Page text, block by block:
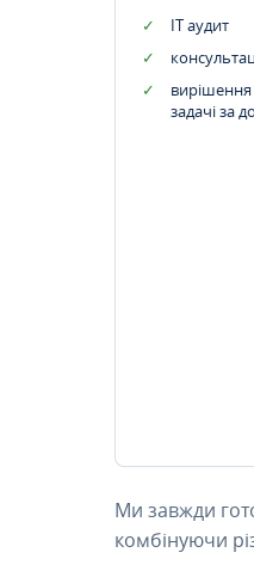
IT аудит
вирішення
задачі за
Ми завжди
комбінуючи